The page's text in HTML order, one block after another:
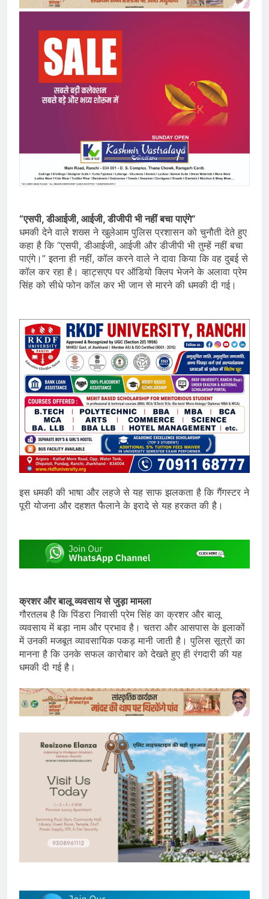
“एसपी, डीआईजी, आईजी, डीजीपी भी नहीं बचा पाएंगे”
धमकी देने वाले शख्स ने खुलेआम पुलिस प्रशासन को चुनौती देते हुए
कहा है कि “एसपी, डीआईजी, आईजी और डीजीपी भी तुम्हें नहीं बचा
पाएंगे।” इतना ही नहीं, कॉल करने वाले ने दावा किया कि वह दुबई से
कॉल कर रहा है। व्हाट्सएप पर ऑडियो क्लिप भेजने के अलावा प्रेम
सिंह को सीधे फोन कॉल कर भी जान से मारने की धमकी दी गई।
इस धमकी की भाषा और लहजे से यह साफ झलकता है कि गैंगस्टर ने
पूरी योजना और दहशत फैलाने के इरादे से यह हरकत की है।
क्रशर और बालू व्यवसाय से जुड़ा मामला
गौरतलब है कि पिंडरा निवासी प्रेम सिंह का क्रशर और बालू
व्यवसाय में बड़ा नाम और प्रभाव है। चतरा और आसपास के इलाकों
में उनकी मजबूत व्यावसायिक पकड़ मानी जाती है। पुलिस सूत्रों का
मानना है कि उनके सफल कारोबार को देखते हुए ही रंगदारी की यह
धमकी दी गई है।